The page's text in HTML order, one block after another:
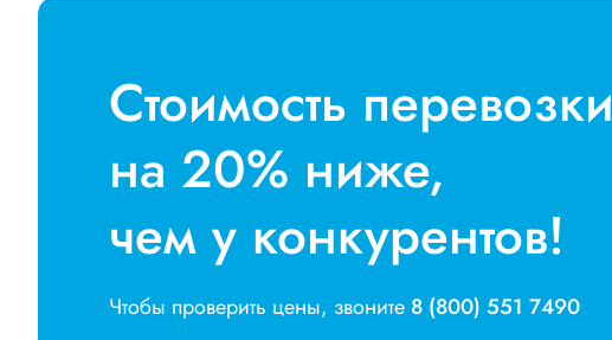
Стоимость перевозки
на 20% ниже,
чем у конкурентов!
Чтобы проверить цены, звоните 8 (800) 551 7490